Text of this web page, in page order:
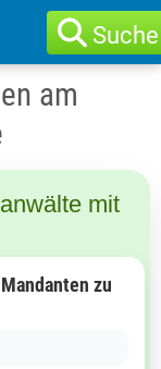
Suche
am
mit
zu